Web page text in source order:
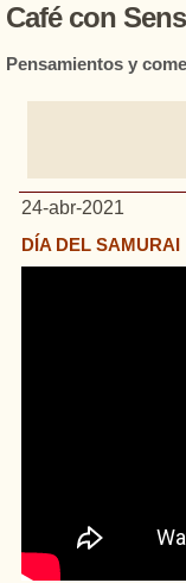
Café con
Pensamientos y
24-abr-2021
DÍA DEL SAMURAI